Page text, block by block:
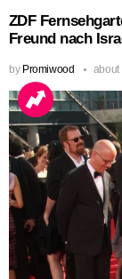
ZDF
Freund nach
by Promiwood about